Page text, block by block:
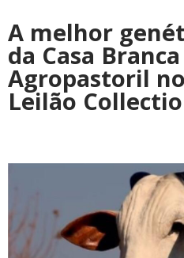
A melhor
da Casa Branca
Agropastoril no
Leilão